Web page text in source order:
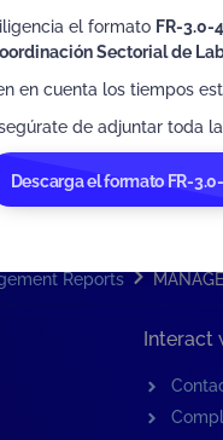
Reports
Interact
el formato FR-3.0-
Sectorial de
en cuenta los tiempos
de adjuntar toda
Descarga el formato FR-